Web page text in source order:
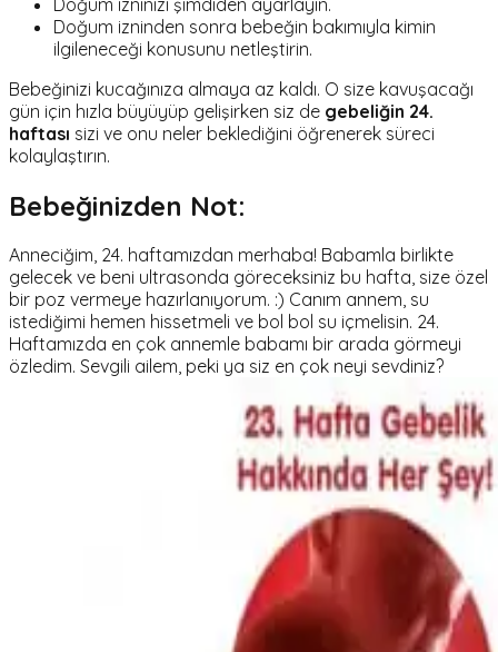
Doğum izninden sonra bebeğin bakımıyla kimin
ilgileneceği konusunu netleştirin.
Bebeğinizi kucağınıza almaya az kaldı. O size kavuşacağı
gün için hızla büyüyüp gelişirken siz de gebeliğin 24.
haftası sizi ve onu neler beklediğini öğrenerek süreci
kolaylaştırın.
Bebeğinizden Not:
Anneciğim, 24. haftamızdan merhaba! Babamla birlikte
gelecek ve beni ultrasonda göreceksiniz bu hafta, size özel
bir poz vermeye hazırlanıyorum. :) Canım annem, su
istediğimi hemen hissetmeli ve bol bol su içmelisin. 24.
Haftamızda en çok annemle babamı bir arada görmeyi
özledim. Sevgili ailem, peki ya siz en çok neyi sevdiniz?